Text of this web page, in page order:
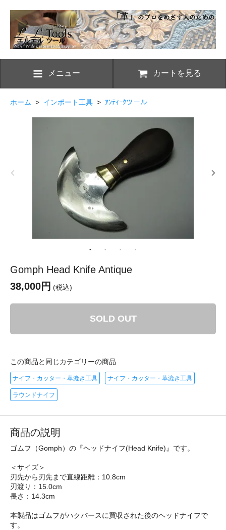
メニュー カートを見る
ホーム > インポート工具 > ｱﾝﾃｨｰｸツール
Gomph Head Knife Antique
38,000円 (税込)
SOLD OUT
この商品と同じカテゴリーの商品
ナイフ・カッター・革漉き工具 ナイフ・カッター・革漉き工具
ラウンドナイフ
商品の説明
ゴムフ（Gomph）の『ヘッドナイフ(Head Knife)』です。
＜サイズ＞
刃先から刃先まで直線距離：10.8cm
刃渡り：15.0cm
長さ：14.3cm
本製品はゴムフがハクバースに買収された後のヘッドナイフで
す。